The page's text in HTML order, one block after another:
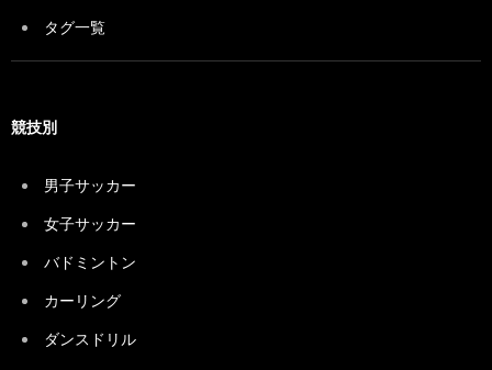
タグ一覧
競技別
男子サッカー
女子サッカー
バドミントン
カーリング
ダンスドリル